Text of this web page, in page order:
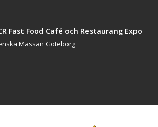
Fast Food Café och Restaurang Expo
Mässan Göteborg